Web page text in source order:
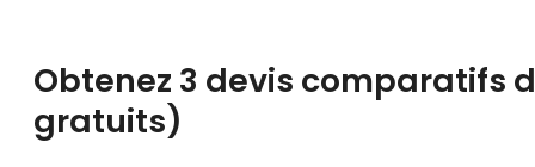
Obtenez 3 devis comparatifs
gratuits)